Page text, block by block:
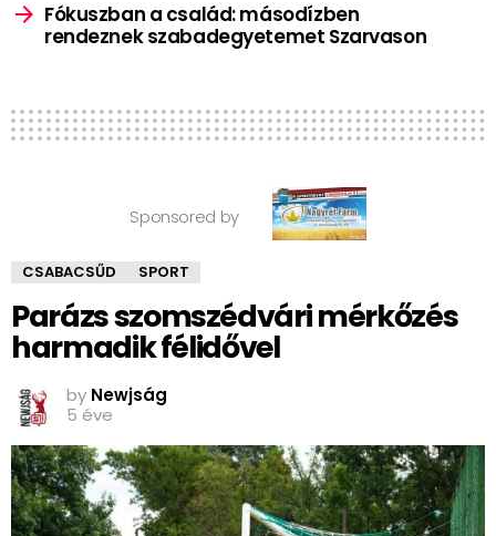
Fókuszban a család: másodízben
rendeznek szabadegyetemet Szarvason
Sponsored by
CSABACSŰD SPORT
Parázs szomszédvári mérkőzés
harmadik félidővel
by Newjság
5 éve